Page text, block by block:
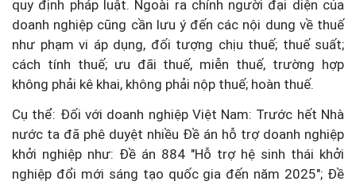
quy định pháp luật. Ngoài ra chính người đại diện của
doanh nghiệp cũng cần lưu ý đến các nội dung về thuế
như phạm vi áp dụng, đối tượng chịu thuế; thuế suất;
cách tính thuế; ưu đãi thuế, miễn thuế, trường hợp
không phải kê khai, không phải nộp thuế; hoàn thuế.
Cụ thể: Đối với doanh nghiệp Việt Nam: Trước hết Nhà
nước ta đã phê duyệt nhiều Đề án hỗ trợ doanh nghiệp
khởi nghiệp như: Đề án 884 "Hỗ trợ hệ sinh thái khởi
nghiệp đổi mới sáng tạo quốc gia đến năm 2025"; Đề